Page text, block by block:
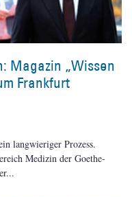
Magazin „Wissen
Frankfurt
langwieriger Prozess.
Medizin der Goethe-